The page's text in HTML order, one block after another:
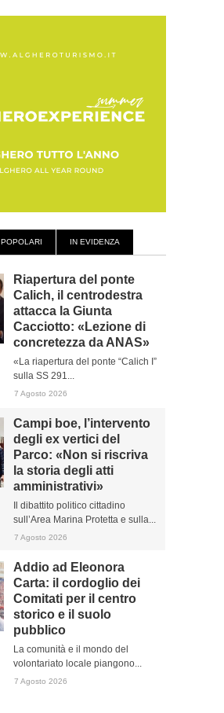
POPOLARI IN EVIDENZA
Riapertura del ponte
Calich, il centrodestra
attacca la Giunta
Cacciotto: «Lezione di
concretezza da ANAS»
«La riapertura del ponte “Calich I”
sulla SS 291...
7 Agosto 2026
Campi boe, l’intervento
degli ex vertici del
Parco: «Non si riscriva
la storia degli atti
amministrativi»
Il dibattito politico cittadino
sull’Area Marina Protetta e sulla...
7 Agosto 2026
Addio ad Eleonora
Carta: il cordoglio dei
Comitati per il centro
storico e il suolo
pubblico
La comunità e il mondo del
volontariato locale piangono...
7 Agosto 2026